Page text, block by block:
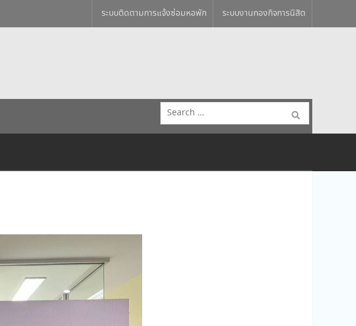
ระบบติดตามการแจ้งซ่อมหอพัก ระบบงานกองกิจการนิสิต
Search
for: